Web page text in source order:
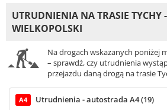
UTRUDNIENIA NA TRASIE TYCHY
WIELKOPOLSKI
Na drogach wskazanych poniżej
– sprawdź, czy utrudnienia
przejazdu daną drogą na trasie
A4 Utrudnienia - autostrada A4 (19)